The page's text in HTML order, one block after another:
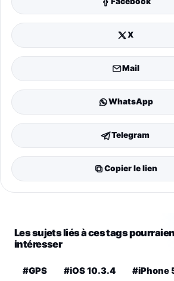
X
Mail
WhatsApp
Telegram
Copier le lien
Les sujets liés à ces tags
intéresser
#GPS #iOS 10.3.4 #iPhone